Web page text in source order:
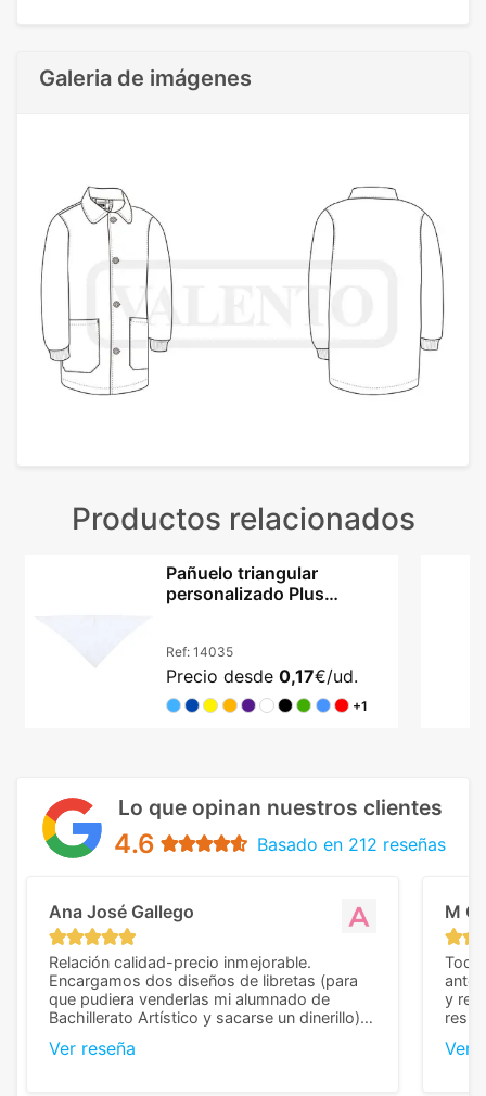
Galeria de imágenes
Productos relacionados
Pañuelo triangular
personalizado Plus
Ref: 14035
Precio desde 0,17€/ud.
+1
Lo que opinan nuestros clientes
4.6 Basado en 212 reseñas
Ana José Gallego
Relación calidad-precio inmejorable.
Encargamos dos diseños de libretas (para
que pudiera venderlas mi alumnado de
Bachillerato Artístico y sacarse un dinerillo) y
diferencia, con libretas de muy buena calidad
Ver reseña
M C
Todo
y
Ver